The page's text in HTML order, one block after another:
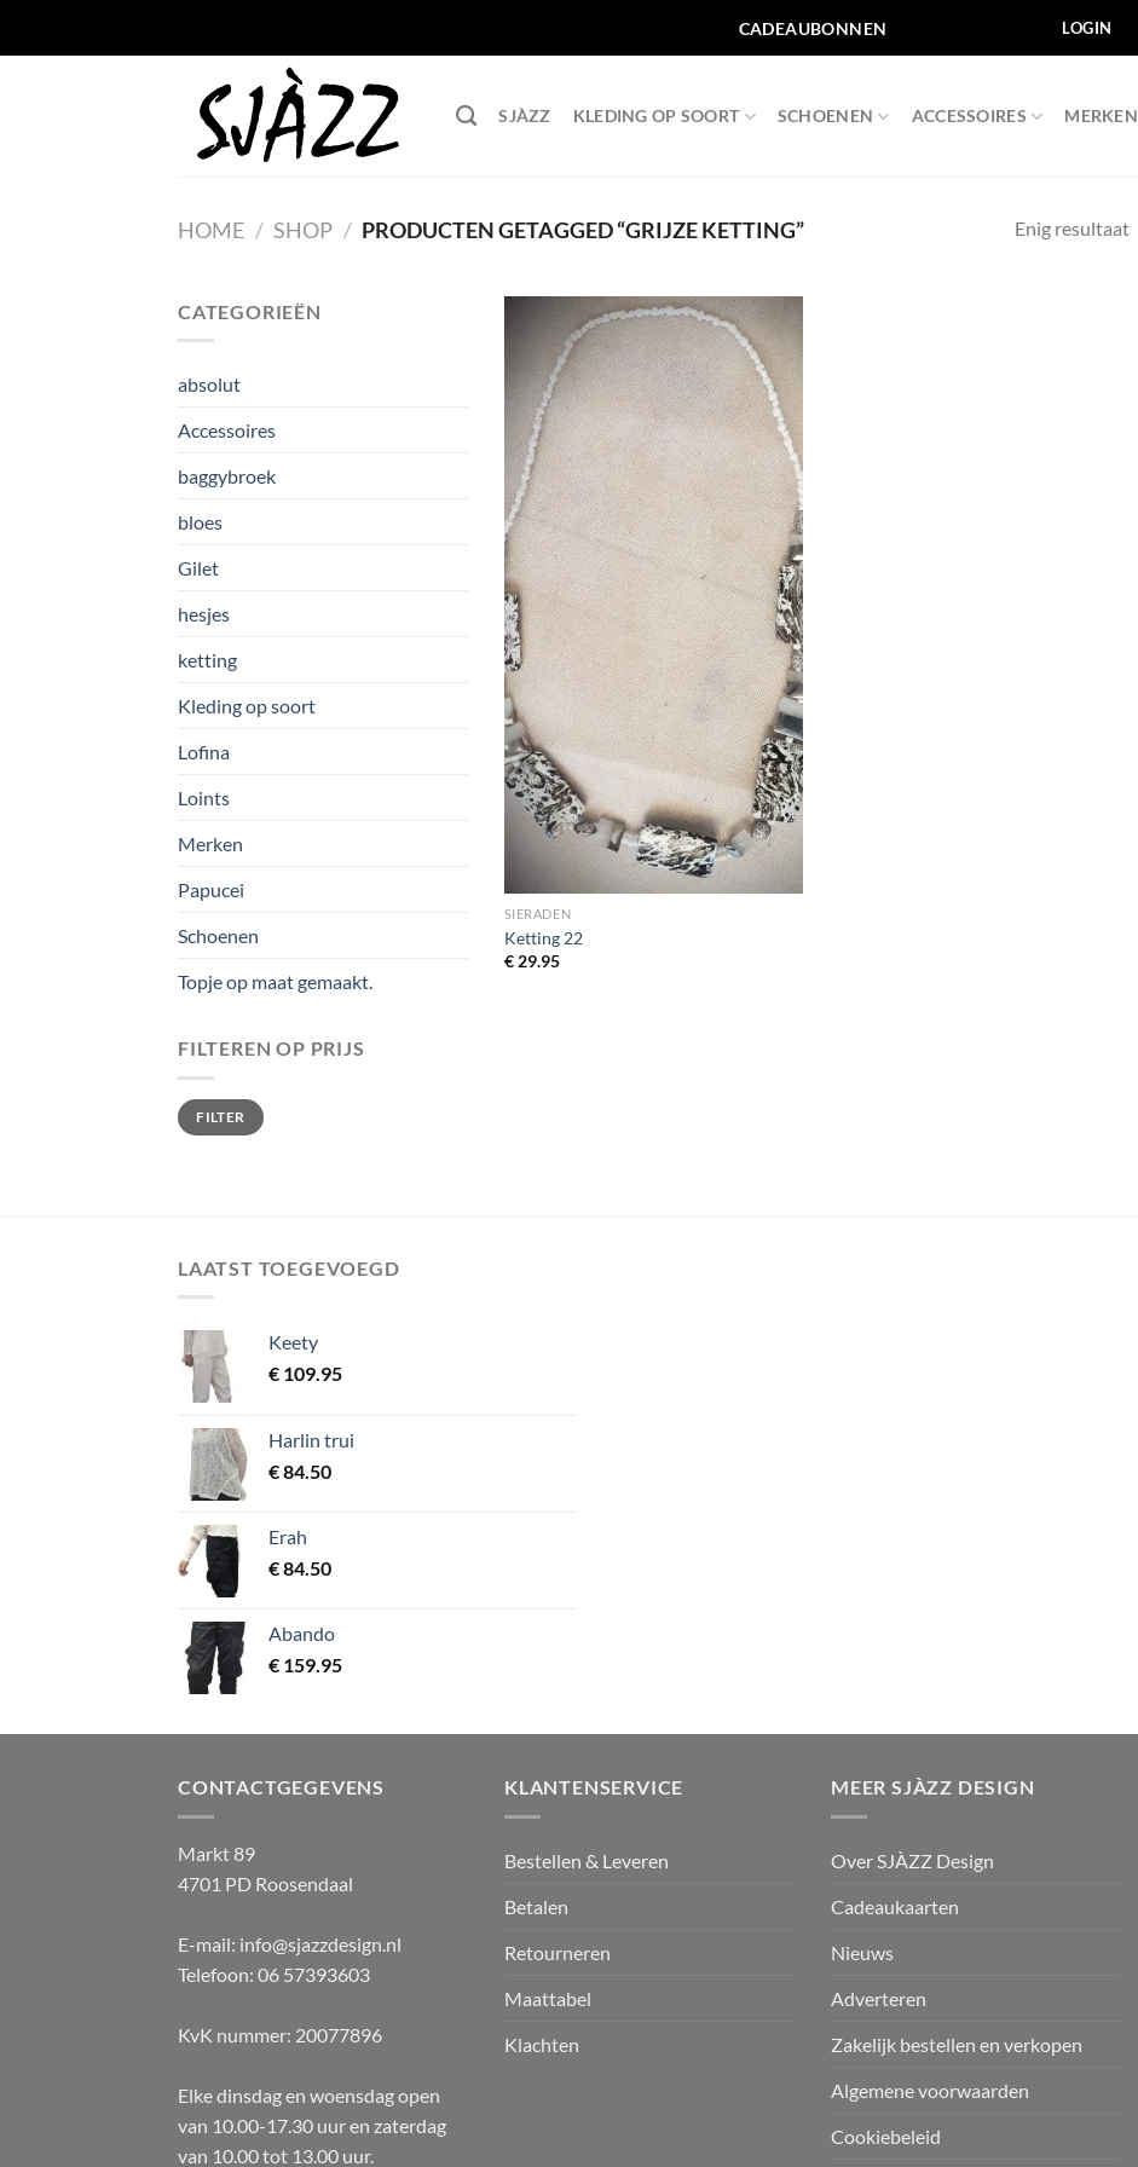
CADEAUBONNEN LOGIN
SJÀZZ KLEDING OP SOORT SCHOENEN ACCESSOIRES MERKEN
HOME / SHOP / PRODUCTEN GETAGGED “GRIJZE KETTING” Enig resultaat
CATEGORIEËN
absolut
Accessoires
baggybroek
bloes
Gilet
hesjes
ketting
Kleding op soort
Lofina
Loints
Merken
Papucei
Schoenen
Topje op maat gemaakt.
FILTEREN OP PRIJS
Min.
prijs
Max.
prijsFILTER
Toevoegen
aan
wenslijst
SIERADEN
Ketting 22
€29.95
LAATST TOEGEVOEGD
Keety
€ 109.95
Harlin trui
€84.50
Erah
€84.50
Abando
€ 159.95
CONTACTGEGEVENS
Markt 89
4701 PD Roosendaal
E-mail: info@sjazzdesign.nl
Telefoon: 06 57393603
KvK nummer: 20077896
Elke dinsdag en woensdag open
van 10.00-17.30 uur en zaterdag
van 10.00 tot 13.00 uur.
KLANTENSERVICE
Bestellen & Leveren
Betalen
Retourneren
Maattabel
Klachten
MEER SJÀZZ DESIGN
Over SJÀZZ Design
Cadeaukaarten
Nieuws
Adverteren
Zakelijk bestellen en verkopen
Algemene voorwaarden
Cookiebeleid